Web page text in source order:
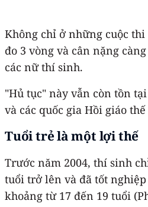
Không chỉ ở những cuộc
đo 3 vòng và cân nặng
các nữ thí sinh.
"Hủ tục" này vẫn còn tồn
và các quốc gia Hồi giáo
Tuổi trẻ là một lợi thế
Trước năm 2004, thí sinh
tuổi trở lên và đã tốt
khoảng từ 17 đến 19 tuổi